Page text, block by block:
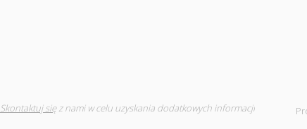
Skontaktuj sięz nami w celu uzyskania dodatkowych informacji